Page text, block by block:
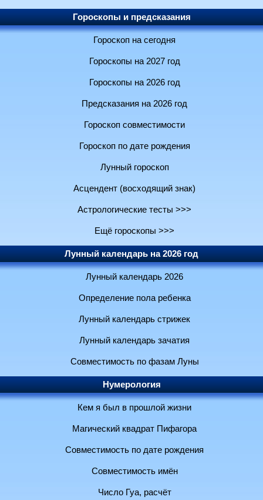
Гороскопы и предсказания
Гороскоп на сегодня
Гороскопы на 2027 год
Гороскопы на 2026 год
Предсказания на 2026 год
Гороскоп совместимости
Гороскоп по дате рождения
Лунный гороскоп
Асцендент (восходящий знак)
Астрологические тесты >>>
Ещё гороскопы >>>
Лунный календарь на 2026 год
Лунный календарь 2026
Определение пола ребенка
Лунный календарь стрижек
Лунный календарь зачатия
Совместимость по фазам Луны
Нумерология
Кем я был в прошлой жизни
Магический квадрат Пифагора
Совместимость по дате рождения
Совместимость имён
Число Гуа, расчёт